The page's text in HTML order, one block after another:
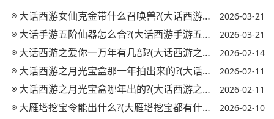
大话西游女仙克金带什么召唤兽?(大话西游2女仙克金是什么套装?) 2026-03-21
大话手游五阶仙器怎么合?(大话西游手游五阶仙器和四阶仙器属性差别) 2026-03-21
大话西游之爱你一万年有几部?(大话西游之爱你一万年是第几部) 2026-02-14
大话西游之月光宝盒那一年拍出来的?(大话西游之月光宝盒拍摄时间) 2026-02-11
大话西游之月光宝盒哪年出的?(大话西游之月光宝盒是几几年拍的) 2026-02-11
大雁塔挖宝令能出什么?(大雁塔挖宝都有什么奖励) 2026-02-10